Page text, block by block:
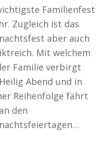
Familienfest
Zugleich ist das
aber auch
Mit welchem
Familie verbirgt
Abend und in
Reihenfolge fährt
den